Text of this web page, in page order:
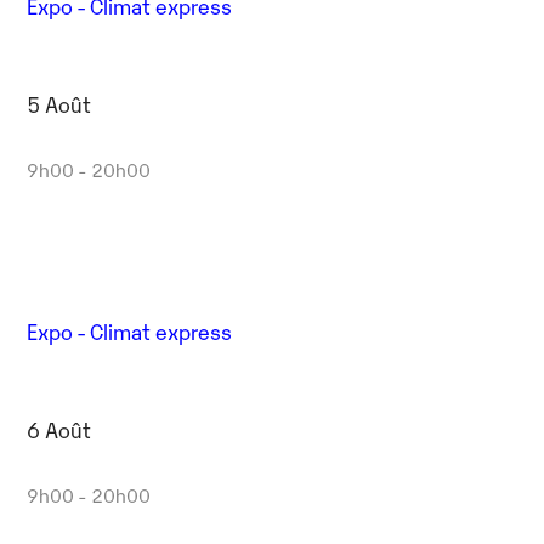
5 Août
9h00 - 20h00
Expo - Climat express
6 Août
9h00 - 20h00